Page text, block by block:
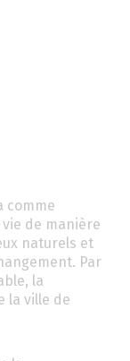
comme
de manière
naturels et
Par
la
la ville de